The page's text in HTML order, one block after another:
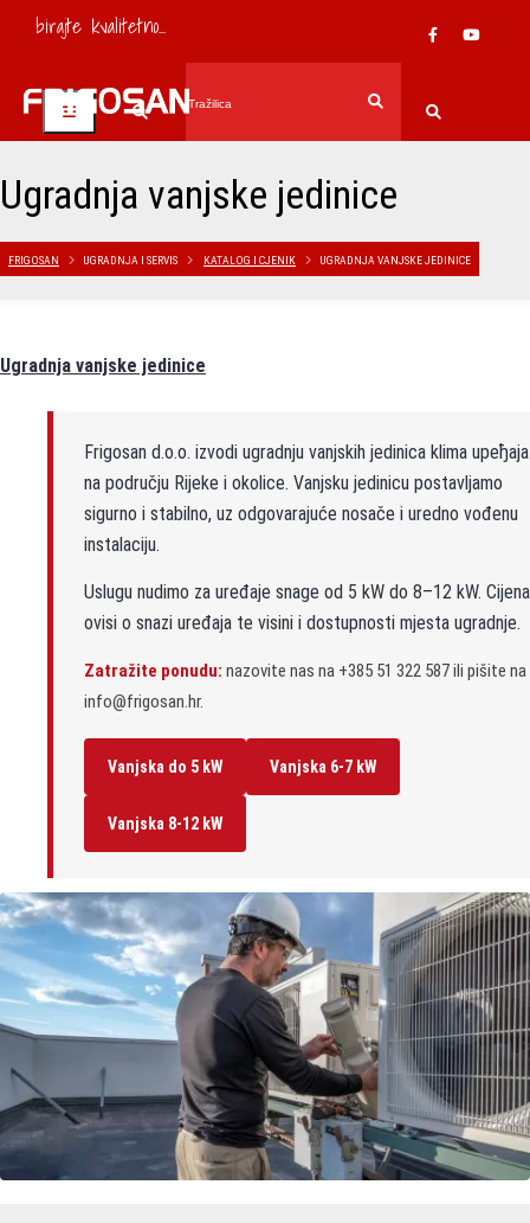
birajte kvalitetno...
Ugradnja vanjske jedinice
FRIGOSAN UGRADNJA I SERVIS KATALOG I CJENIK UGRADNJA VANJSKE JEDINICE
Ugradnja vanjske jedinice
Frigosan d.o.o. izvodi ugradnju vanjskih jedinica klima uређaja
na području Rijeke i okolice. Vanjsku jedinicu postavljamo
sigurno i stabilno, uz odgovarajuće nosače i uredno vođenu
instalaciju.
Uslugu nudimo za uređaje snage od 5 kW do 8–12 kW. Cijena
ovisi o snazi uređaja te visini i dostupnosti mjesta ugradnje.
Zatražite ponudu: nazovite nas na +385 51 322 587 ili pišite na
info@frigosan.hr.
Vanjska do 5 kW Vanjska 6-7 kW
Vanjska 8-12 kW